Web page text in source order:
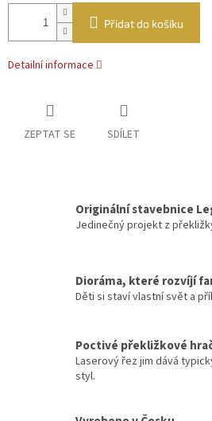
Přidat do košíku
Detailní informace
ZEPTAT SE SDÍLET
Originální stavebnice
Jedinečný projekt z
Dioráma, které rozvíjí
Děti si staví vlastní svět a
Poctivé překližkové
Laserový řez jim dává
styl.